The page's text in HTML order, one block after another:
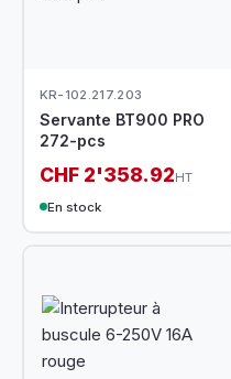
KR-102.217.203
Servante BT900 PRO
272-pcs
CHF 2'358.92HT
En stock